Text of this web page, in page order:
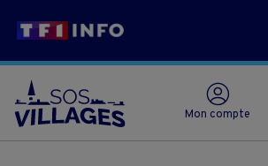
Mon compte